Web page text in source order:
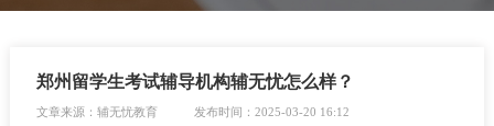
郑州留学生考试辅导机构辅无忧怎么样？
文章来源：辅无忧教育 发布时间：2025-03-20 16:12